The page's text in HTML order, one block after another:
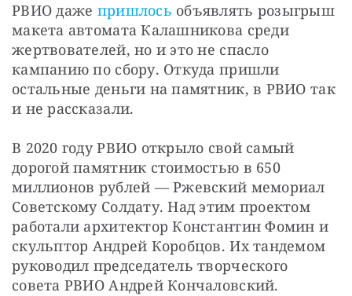
РВИО даже пришлось объявлять розыгрыш
макета автомата Калашникова среди
жертвователей, но и это не спасло
кампанию по сбору. Откуда пришли
остальные деньги на памятник, в РВИО так
и не рассказали.
В 2020 году РВИО открыло свой самый
дорогой памятник стоимостью в 650
миллионов рублей — Ржевский мемориал
Советскому Солдату. Над этим проектом
работали архитектор Константин Фомин и
скульптор Андрей Коробцов. Их тандемом
руководил председатель творческого
совета РВИО Андрей Кончаловский.